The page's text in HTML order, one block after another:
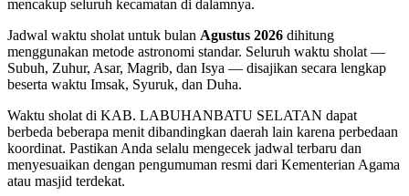
mencakup seluruh kecamatan di dalamnya.
Jadwal waktu sholat untuk bulan Agustus 2026 dihitung
menggunakan metode astronomi standar. Seluruh waktu sholat —
Subuh, Zuhur, Asar, Magrib, dan Isya — disajikan secara lengkap
beserta waktu Imsak, Syuruk, dan Duha.
Waktu sholat di KAB. LABUHANBATU SELATAN dapat
berbeda beberapa menit dibandingkan daerah lain karena perbedaan
koordinat. Pastikan Anda selalu mengecek jadwal terbaru dan
menyesuaikan dengan pengumuman resmi dari Kementerian Agama
atau masjid terdekat.